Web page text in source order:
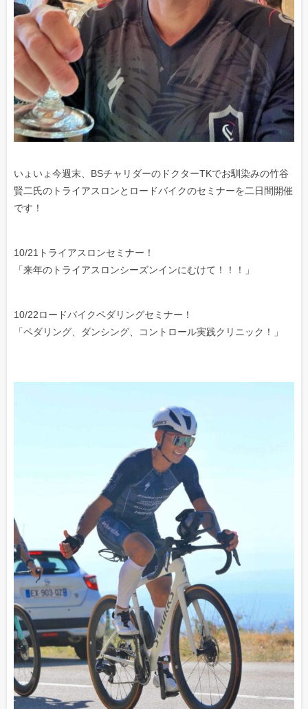
いょいょ今週末、BSチャリダーのドクターTKでお馴染みの竹谷
賢二氏のトライアスロンとロードバイクのセミナーを二日間開催
です！
10/21トライアスロンセミナー！
「来年のトライアスロンシーズンインにむけて！！！」
10/22ロードバイクペダリングセミナー！
「ペダリング、ダンシング、コントロール実践クリニック！」